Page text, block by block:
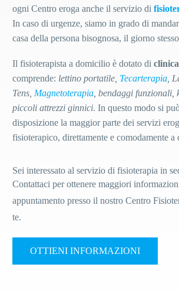
ogni Centro eroga anche il servizio di
In caso di urgenze, siamo in grado di
casa della persona bisognosa, il giorno
Il fisioterapista a domicilio è dotato di
comprende: lettino portatile, Tecarterapia ,
Tens, Magnetoterapia , bendaggi funzionali,
piccoli attrezzi ginnici. In questo modo si
disposizione la maggior parte dei servizi
fisioterapico, direttamente e comodamente a
Sei interessato al servizio di fisioterapia in
Contattaci per ottenere maggiori
appuntamento presso il nostro Centro
te.
OTTIENI INFORMAZIONI